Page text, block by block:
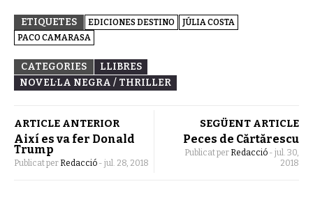
ETIQUETES EDICIONES DESTINO
JÚLIA COSTA
PACO CAMARASA
CATEGORIES
LLIBRES
NOVEL·LA NEGRA / THRILLER
ARTICLE ANTERIOR
Així es va fer Donald
Trump
Publicat per Redacció - jul. 28, 2018
SEGÜENT ARTICLE
Peces de Cărtărescu
Publicat per Redacció - jul. 30,
2018